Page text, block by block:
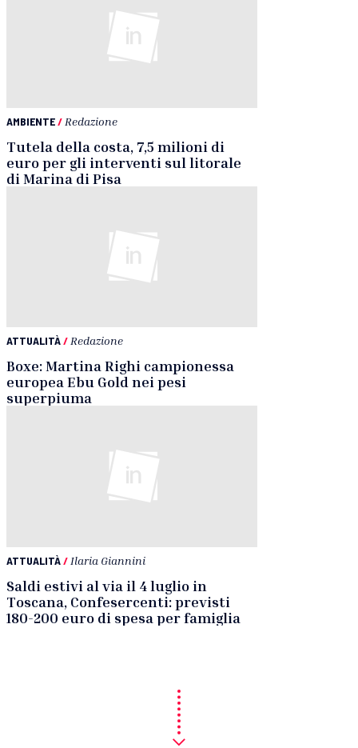
AMBIENTE/ Redazione
Tutela della costa, 7,5 milioni di
euro per gli interventi sul litorale
di Marina di Pisa
ATTUALITÀ/ Redazione
Boxe: Martina Righi campionessa
europea Ebu Gold nei pesi
superpiuma
ATTUALITÀ/ Ilaria Giannini
Saldi estivi al via il 4 luglio in
Toscana, Confesercenti: previsti
180-200 euro di spesa per famiglia